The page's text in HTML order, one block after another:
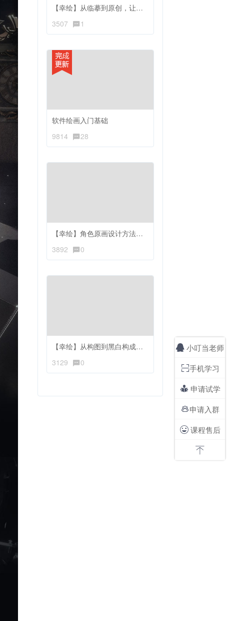
【幸绘】从临摹到原创，让参考变成真正的参考
3507
1
软件绘画入门基础
9814
28
【幸绘】角色原画设计方法与规律
3892
0
【幸绘】从构图到黑白构成引发的病变
3129
0
 小叮当老师
手机学习
 申请试学
申请入群
课程售后
